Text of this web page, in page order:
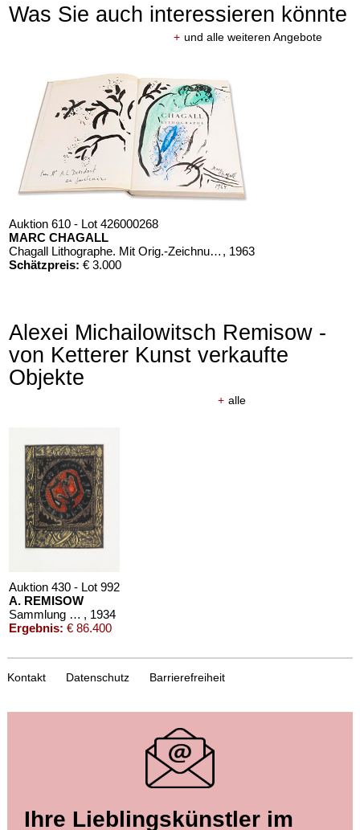
Was Sie auch interessieren könnte
+ und alle weiteren Angebote
Auktion 610 - Lot 426000268
MARC CHAGALL
Chagall Lithographe. Mit Orig.-Zeichnung von Chagall , 1963
Schätzpreis: € 3.000
Auktion 610 - Lot 426000326
THOMAS MANN
Schätzpreis:€ 1.000
Alexei Michailowitsch Remisow -
von Ketterer Kunst verkaufte
Objekte
+ alle
Auktion 430 - Lot 992
A. REMISOW
Sammlung zu "Les sceaux". 1956 , 1934
Ergebnis: € 86.400
Kontakt Datenschutz Barrierefreiheit
Ihre Lieblingskünstler im